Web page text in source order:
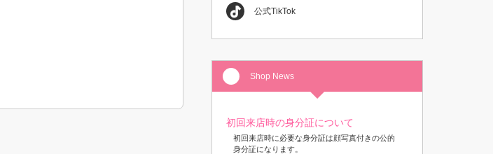
公式TikTok
Shop News
初回来店時の身分証について
初回来店時に必要な身分証は顔写真付きの公的
身分証になります。